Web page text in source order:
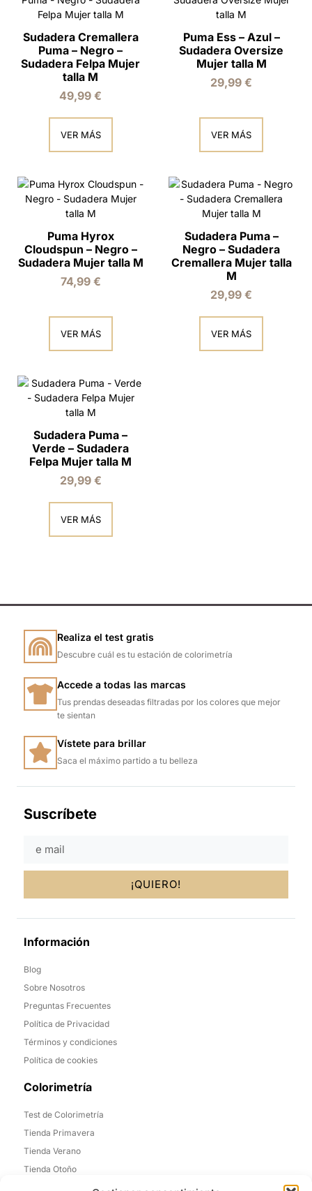
Sudadera Cremallera
Puma – Negro –
Sudadera Felpa Mujer
talla M
49,99€
VER MÁS
Puma Ess – Azul –
Sudadera Oversize
Mujer talla M
29,99€
VER MÁS
Puma Hyrox
Cloudspun – Negro –
Sudadera Mujer talla M
74,99 €
VER MÁS
Sudadera Puma –
Negro – Sudadera
Cremallera Mujer talla
M
29,99€
VER MÁS
Sudadera Puma –
Verde – Sudadera
Felpa Mujer talla M
29,99 €
VER MÁS
Realiza el test gratis
Descubre cuál es tu estación de colorimetría
Accede a todas las marcas
Tus prendas deseadas filtradas por los colores que mejor
te sientan
Vístete para brillar
Saca el máximo partido a tu belleza
Suscríbete
¡QUIERO!
Información
Blog
Sobre Nosotros
Preguntas Frecuentes
Política de Privacidad
Términos y condiciones
Política de cookies
Colorimetría
Test de Colorimetría
Tienda Primavera
Tienda Verano
Tienda Otoño